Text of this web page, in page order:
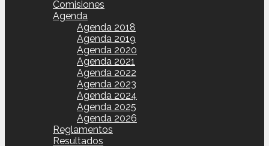
Comisiones
Agenda
Agenda 2018
Agenda 2019
Agenda 2020
Agenda 2021
Agenda 2022
Agenda 2023
Agenda 2024
Agenda 2025
Agenda 2026
Reglamentos
Resultados